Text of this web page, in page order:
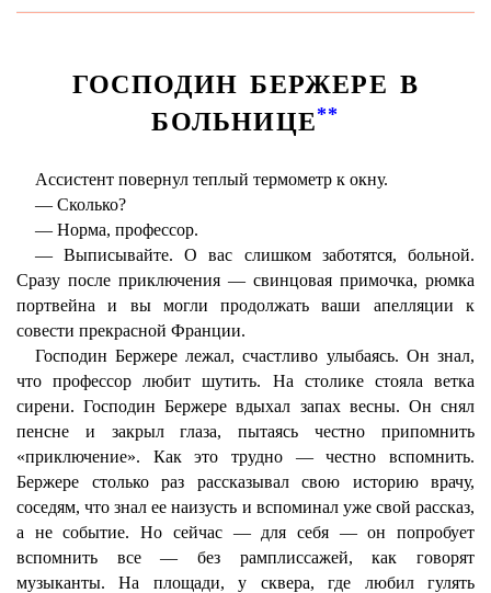
ГОСПОДИН БЕРЖЕРЕ В
БОЛЬНИЦЕ**
Ассистент повернул теплый термометр к окну.
— Сколько?
— Норма, профессор.
— Выписывайте. О вас слишком заботятся, больной.
Сразу после приключения — свинцовая примочка, рюмка
портвейна и вы могли продолжать ваши апелляции к
совести прекрасной Франции.
Господин Бержере лежал, счастливо улыбаясь. Он знал,
что профессор любит шутить. На столике стояла ветка
сирени. Господин Бержере вдыхал запах весны. Он снял
пенсне и закрыл глаза, пытаясь честно припомнить
«приключение». Как это трудно — честно вспомнить.
Бержере столько раз рассказывал свою историю врачу,
соседям, что знал ее наизусть и вспоминал уже свой рассказ,
а не событие. Но сейчас — для себя — он попробует
вспомнить все — без рамплиссажей, как говорят
музыканты. На площади, у сквера, где любил гулять